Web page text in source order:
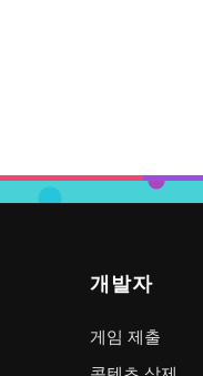
개발자
게임 제출